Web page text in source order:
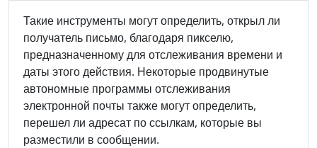
Такие инструменты могут определить, открыл ли
получатель письмо, благодаря пикселю,
предназначенному для отслеживания времени и
даты этого действия. Некоторые продвинутые
автономные программы отслеживания
электронной почты также могут определить,
перешел ли адресат по ссылкам, которые вы
разместили в сообщении.